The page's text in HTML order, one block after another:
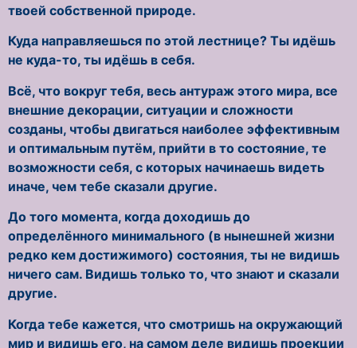
твоей собственной природе.
Куда направляешься по этой лестнице? Ты идёшь
не куда-то, ты идёшь в себя.
Всё, что вокруг тебя, весь антураж этого мира, все
внешние декорации, ситуации и сложности
созданы, чтобы двигаться наиболее эффективным
и оптимальным путём, прийти в то состояние, те
возможности себя, с которых начинаешь видеть
иначе, чем тебе сказали другие.
До того момента, когда доходишь до
определённого минимального (в нынешней жизни
редко кем достижимого) состояния, ты не видишь
ничего сам. Видишь только то, что знают и сказали
другие.
Когда тебе кажется, что смотришь на окружающий
мир и видишь его, на самом деле видишь проекции